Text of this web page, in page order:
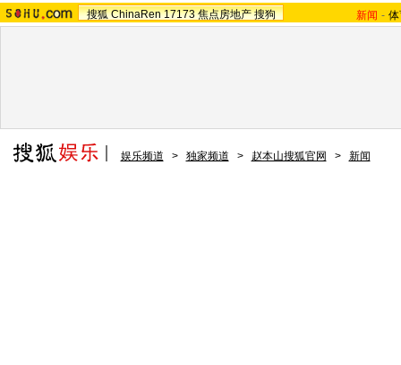
搜狐 ChinaRen 17173 焦点房地产 搜狗 新闻 -
娱乐频道 > 独家频道 > 赵本山搜狐官网 > 新闻